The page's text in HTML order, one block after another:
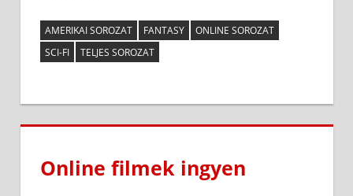
AMERIKAI SOROZAT FANTASY
ONLINE SOROZAT
SCI-FI
TELJES SOROZAT
Online filmek ingyen